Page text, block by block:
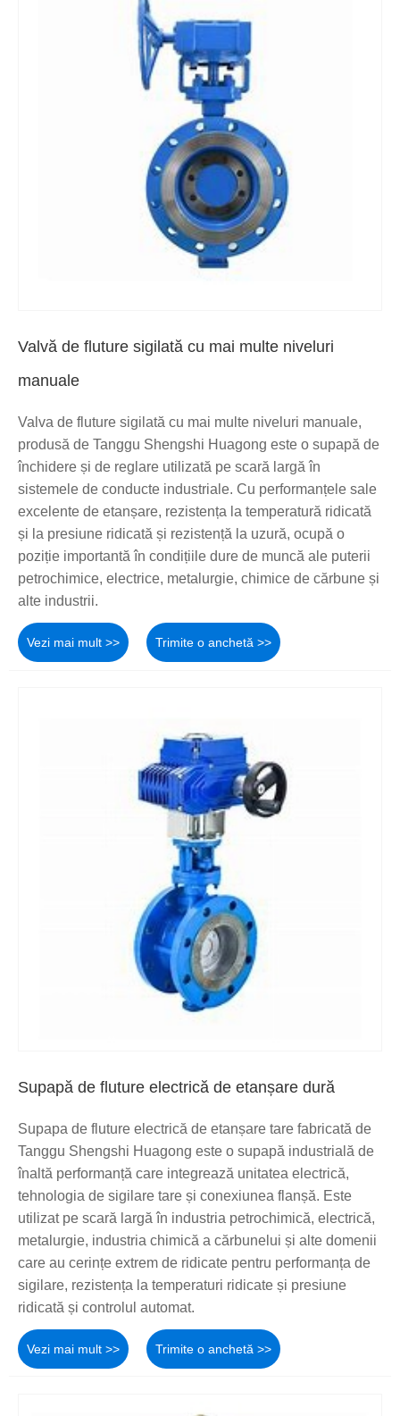
Valvă de fluture sigilată cu mai multe niveluri
manuale
Valva de fluture sigilată cu mai multe niveluri manuale,
produsă de Tanggu Shengshi Huagong este o supapă de
închidere și de reglare utilizată pe scară largă în
sistemele de conducte industriale. Cu performanțele sale
excelente de etanșare, rezistența la temperatură ridicată
și la presiune ridicată și rezistență la uzură, ocupă o
poziție importantă în condițiile dure de muncă ale puterii
petrochimice, electrice, metalurgie, chimice de cărbune și
alte industrii.
Vezi mai mult >> Trimite o anchetă >>
Supapă de fluture electrică de etanșare dură
Supapa de fluture electrică de etanșare tare fabricată de
Tanggu Shengshi Huagong este o supapă industrială de
înaltă performanță care integrează unitatea electrică,
tehnologia de sigilare tare și conexiunea flanșă. Este
utilizat pe scară largă în industria petrochimică, electrică,
metalurgie, industria chimică a cărbunelui și alte domenii
care au cerințe extrem de ridicate pentru performanța de
sigilare, rezistența la temperaturi ridicate și presiune
ridicată și controlul automat.
Vezi mai mult >> Trimite o anchetă >>